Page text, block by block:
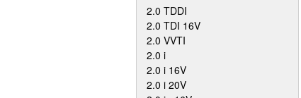
2.0 TDDI
2.0 TDI 16V
2.0 VVTI
2.0 i
2.0 i 16V
2.0 i 20V